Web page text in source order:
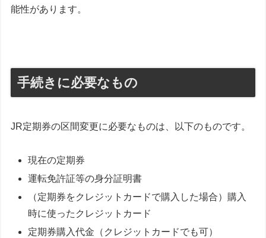
能性があります。
手続きに必要なもの
JR定期券の区間変更に必要なものは、以下のものです。
現在の定期券
運転免許証等の身分証明書
（定期券をクレジットカードで購入した場合）購入
時に使ったクレジットカード
定期券購入代金（クレジットカードでも可）